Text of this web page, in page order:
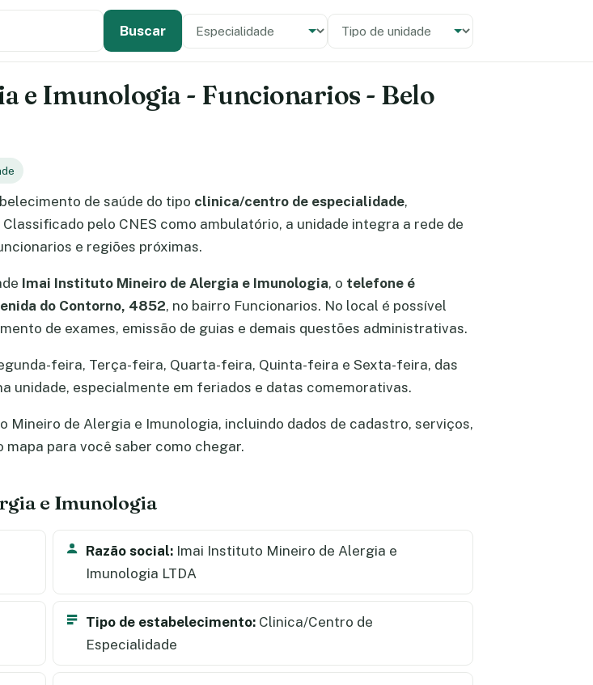
Buscar Especialidade
Tipo de unidade
e Imunologia - Funcionarios - Belo
de saúde do tipo clinica/centro de especialidade,
pelo CNES como ambulatório, a unidade integra a rede de
e regiões próximas.
Imai Instituto Mineiro de Alergia e Imunologia, o telefone é
do Contorno, 4852, no bairro Funcionarios. No local é possível
de exames, emissão de guias e demais questões administrativas.
feira, Terça-feira, Quarta-feira, Quinta-feira e Sexta-feira, das
unidade, especialmente em feriados e datas comemorativas.
de Alergia e Imunologia, incluindo dados de cadastro, serviços,
para você saber como chegar.
e Imunologia
Razão social: Imai Instituto Mineiro de Alergia e
Imunologia LTDA
Tipo de estabelecimento: Clinica/Centro de
Especialidade